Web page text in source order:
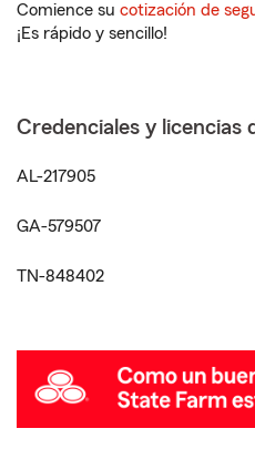
Comience su cotización de
¡Es rápido y sencillo!
Credenciales y licencias
AL-217905
GA-579507
TN-848402